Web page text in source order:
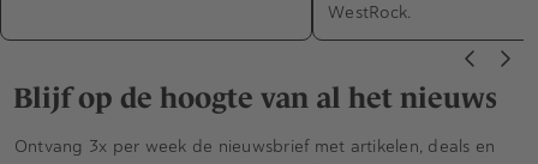
WestRock.
Blijf op de hoogte van al het nieuws
Ontvang 3x per week de nieuwsbrief met artikelen, deals en